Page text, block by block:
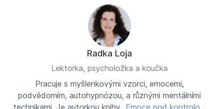
Radka Loja
Lektorka, psycholožka a koučka
Pracuje s myšlenkovými vzorci, emocemi,
podvědomím, autohypnózou, a různými mentálními
technikami. Je autorkou knihy „Emoce pod kontrolou“